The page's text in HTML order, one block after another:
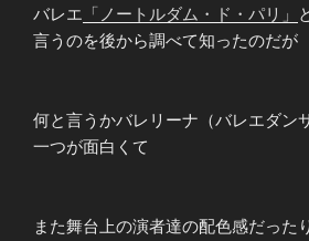
バレエ 「ノートルダム・ド・パリ」
言うのを後から調べて知ったのだが
何と言うかバレリーナ（バレエダン
一つが面白くて
また舞台上の演者達の配色感だった